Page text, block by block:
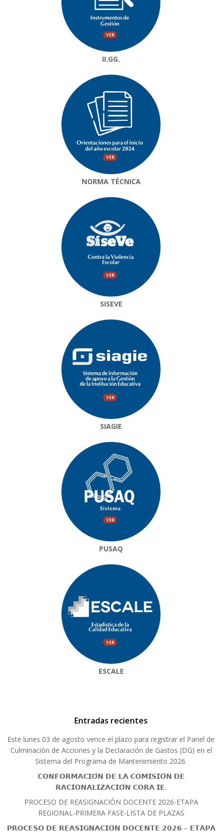
II.GG.
NORMA TÉCNICA
SISEVE
SIAGIE
PUSAQ
ESCALE
Entradas recientes
Este lunes 03 de agosto vence el plazo para registrar el Panel de
Culminación de Acciones y la Declaración de Gastos (DG) en el
Sistema del Programa de Mantenimiento 2026.
𝗖𝗢𝗡𝗙𝗢𝗥𝗠𝗔𝗖𝗜𝗢́𝗡 𝗗𝗘 𝗟𝗔 𝗖𝗢𝗠𝗜𝗦𝗜𝗢́𝗡 𝗗𝗘
𝗥𝗔𝗖𝗜𝗢𝗡𝗔𝗟𝗜𝗭𝗔𝗖𝗜𝗢́𝗡 𝗖𝗢𝗥𝗔 𝗜𝗘.
PROCESO DE REASIGNACIÓN DOCENTE 2026-ETAPA
REGIONAL-PRIMERA FASE-LISTA DE PLAZAS
𝗣𝗥𝗢𝗖𝗘𝗦𝗢 𝗗𝗘 𝗥𝗘𝗔𝗦𝗜𝗚𝗡𝗔𝗖𝗜𝗢́𝗡 𝗗𝗢𝗖𝗘𝗡𝗧𝗘 𝟮𝟬𝟮𝟲 – 𝗘𝗧𝗔𝗣𝗔